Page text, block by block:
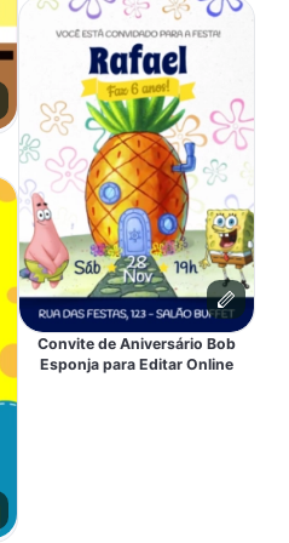
Convite de Aniversário Bob
Esponja para Editar Online